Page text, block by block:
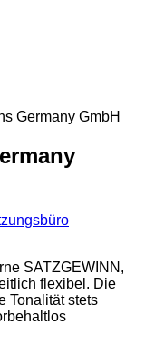
Germany GmbH
SATZGEWINN,
flexibel. Die
Tonalität stets